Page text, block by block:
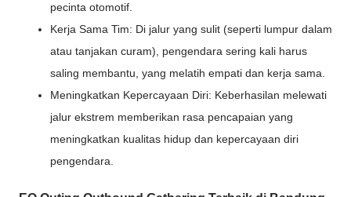
pecinta otomotif.
Kerja Sama Tim: Di jalur yang sulit (seperti lumpur dalam
atau tanjakan curam), pengendara sering kali harus
saling membantu, yang melatih empati dan kerja sama.
Meningkatkan Kepercayaan Diri: Keberhasilan melewati
jalur ekstrem memberikan rasa pencapaian yang
meningkatkan kualitas hidup dan kepercayaan diri
pengendara.